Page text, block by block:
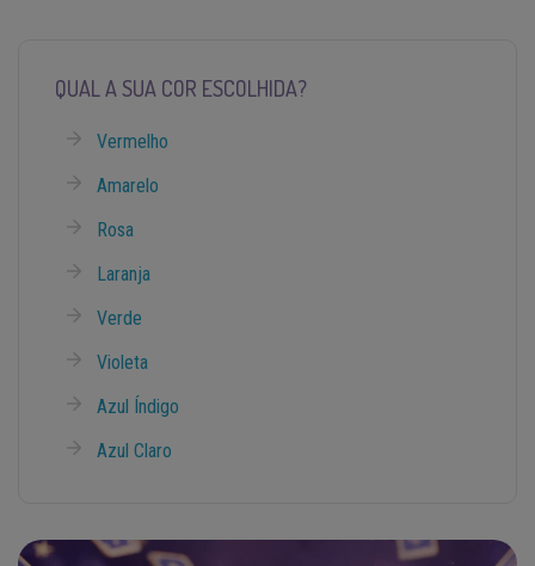
QUAL A SUA COR ESCOLHIDA?
Vermelho
Amarelo
Rosa
Laranja
Verde
Violeta
Azul Índigo
Azul Claro